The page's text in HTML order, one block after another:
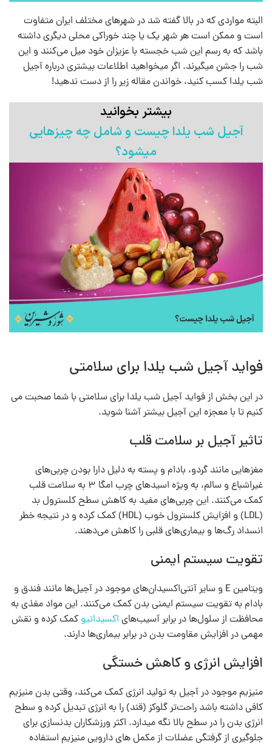
البته مواردی که در بالا گفته شد در شهرهای مختلف ایران متفاوت
است و ممکن است هر شهر یک یا چند خوراکی محلی دیگری داشته
باشد که به رسم این شب خجسته با عزیزان خود میل می‌کنند و این
شب را جشن میگیرند. اگر میخواهید اطلاعات بیشتری درباره آجیل
شب یلدا کسب کنید، خواندن مقاله زیر را از دست ندهید!
بیشتر بخوانید
آجیل شب یلدا چیست و شامل چه چیزهایی
میشود؟
فواید آجیل شب یلدا برای سلامتی
در این بخش از فواید آجیل شب یلدا برای سلامتی با شما صحبت می
کنیم تا با معجزه این آجیل بیشتر آشنا شوید.
تاثیر آجیل بر سلامت قلب
مغزهایی مانند گردو، بادام و پسته به دلیل دارا بودن چربی‌های
غیراشباع و سالم، به ویژه اسیدهای چرب امگا ۳ به سلامت قلب
کمک می‌کنند. این چربی‌های مفید به کاهش سطح کلسترول بد
(LDL) و افزایش کلسترول خوب (HDL) کمک کرده و در نتیجه خطر
انسداد رگ‌ها و بیماری‌های قلبی را کاهش می‌دهند.
تقویت سیستم ایمنی
ویتامین E و سایر آنتی‌اکسیدان‌های موجود در آجیل‌ها مانند فندق و
بادام به تقویت سیستم ایمنی بدن کمک می‌کنند. این مواد مغذی به
محافظت از سلول‌ها در برابر آسیب‌های اکسیداتیو کمک کرده و نقش
مهمی در افزایش مقاومت بدن در برابر بیماری‌ها دارند.
افزایش انرژی و کاهش خستگی
منیزیم موجود در آجیل به تولید انرژی کمک می‌کند، وقتی بدن منیزیم
کافی داشته باشد راحت‎‌تر گلوکز (قند) را به انرژی تبدیل کرده و سطح
انرژی بدن را در سطح بالا نگه میدارد. اکثر ورزشکاران بدنسازی برای
جلوگیری از گرفتگی عضلات از مکمل های دارویی منیزیم استفاده